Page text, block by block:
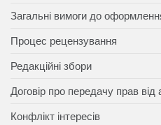
Загальні вимоги до
Процес рецензування
Редакційні збори
Договір про передачу прав
Конфлікт інтересів